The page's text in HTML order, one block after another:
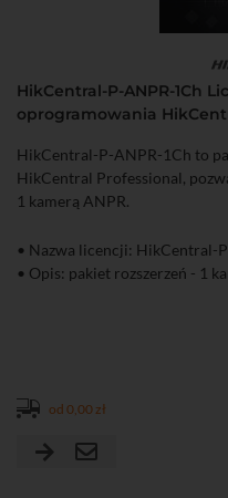
HikCentral-P-ANPR-1Ch
oprogramowania
HikCentral-P-ANPR-1Ch to
HikCentral Professional,
1 kamerą ANPR.
• Nazwa licencji: HikCentral-
• Opis: pakiet rozszerzeń - 1
od 0,00 zł